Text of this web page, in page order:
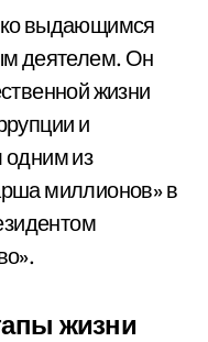
выдающимся
деятелем. Он
жизни
и
одним из
миллионов» в
жизни